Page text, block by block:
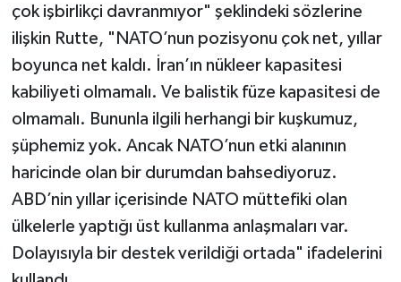
çok işbirlikçi davranmıyor" şeklindeki sözlerine
ilişkin Rutte, "NATO’nun pozisyonu çok net, yıllar
boyunca net kaldı. İran’ın nükleer kapasitesi
kabiliyeti olmamalı. Ve balistik füze kapasitesi de
olmamalı. Bununla ilgili herhangi bir kuşkumuz,
şüphemiz yok. Ancak NATO’nun etki alanının
haricinde olan bir durumdan bahsediyoruz.
ABD’nin yıllar içerisinde NATO müttefiki olan
ülkelerle yaptığı üst kullanma anlaşmaları var.
Dolayısıyla bir destek verildiği ortada" ifadelerini